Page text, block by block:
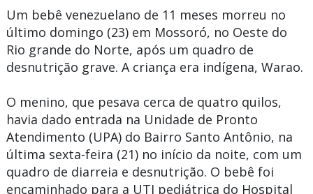
Um bebê venezuelano de 11 meses morreu no
último domingo (23) em Mossoró, no Oeste do
Rio grande do Norte, após um quadro de
desnutrição grave. A criança era indígena, Warao.
O menino, que pesava cerca de quatro quilos,
havia dado entrada na Unidade de Pronto
Atendimento (UPA) do Bairro Santo Antônio, na
última sexta-feira (21) no início da noite, com um
quadro de diarreia e desnutrição. O bebê foi
encaminhado para a UTI pediátrica do Hospital